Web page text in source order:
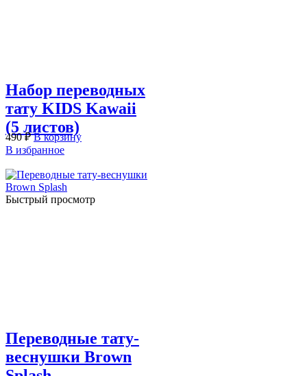
Набор переводных
тату KIDS Kawaii
(5 листов)
490₽ В корзину
В избранное
Быстрый просмотр
Переводные тату-
веснушки Brown